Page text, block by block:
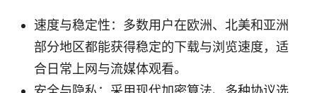
速度与稳定性：多数用户在欧洲、北美和亚洲
部分地区都能获得稳定的下载与浏览速度，适
合日常上网与流媒体观看。